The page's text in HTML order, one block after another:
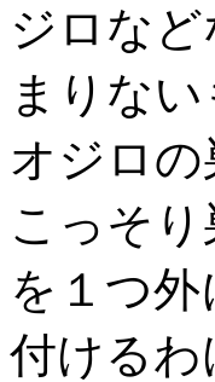
ジロな
まりな
オジロ
こっそ
を１つ
付ける